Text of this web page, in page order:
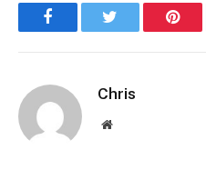
Facebook
Chris
Website